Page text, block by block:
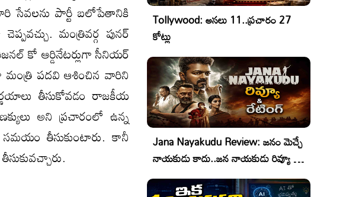
సేవలను పార్టీ బలోపేతానికి
మంత్రివర్గ పునర్‌
కో ఆర్డినేటర్లుగా సీనియర్‌
పదవి ఆశించిన వారిని
తీసుకోవడం రాజకీయ
అని ప్రచారంలో ఉన్న
తీసుకుంటారు. కానీ
Tollywood: అసలు 11..ప్రచారం 27
కోట్లు
Jana Nayakudu Review: జనం మెచ్చే
నాయకుడు కాదు..జన నాయకుడు రివ్యూ &
రేటింగ్!